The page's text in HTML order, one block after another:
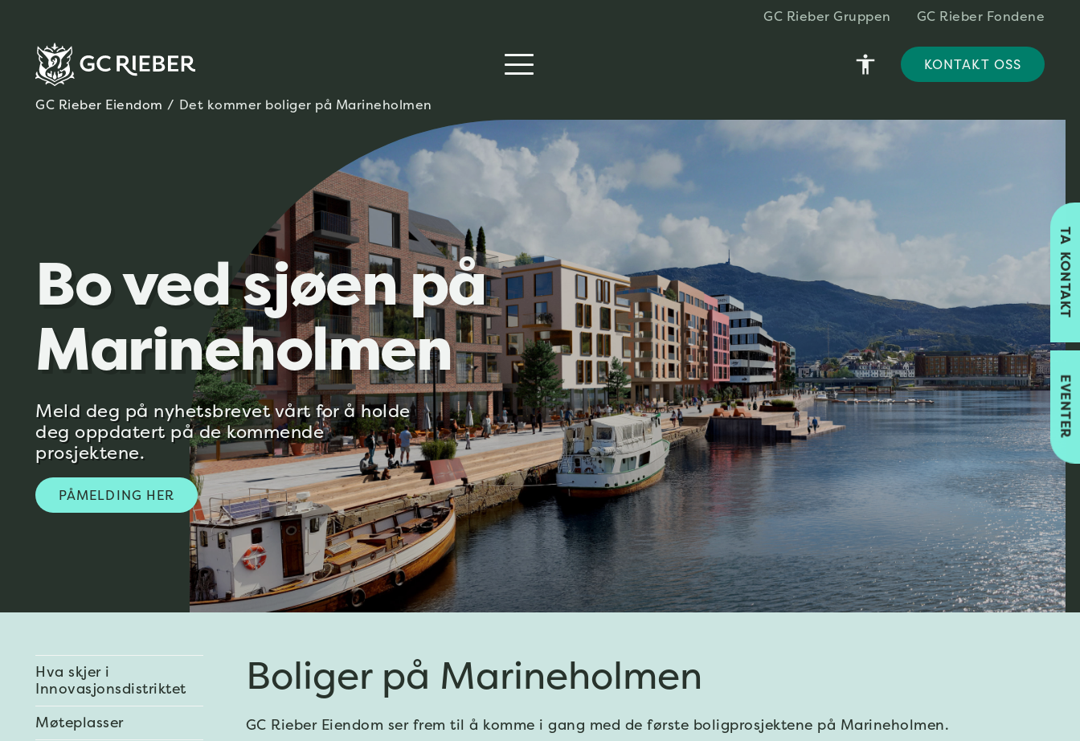
GC Rieber Gruppen GC Rieber Fondene
accessibility KONTAKT OSS
GC Rieber Eiendom / Det kommer boliger på Marineholmen
Bo ved sjøen på
Marineholmen
Meld deg på nyhetsbrevet vårt for å holde
deg oppdatert på de kommende
prosjektene.
PÅMELDING HER
Hva skjer i
Innovasjonsdistriktet
Møteplasser
Boliger på Marineholmen
GC Rieber Eiendom ser frem til å komme i gang med de første boligprosjektene på Marineholmen.
TA KONTAKT
EVENTER